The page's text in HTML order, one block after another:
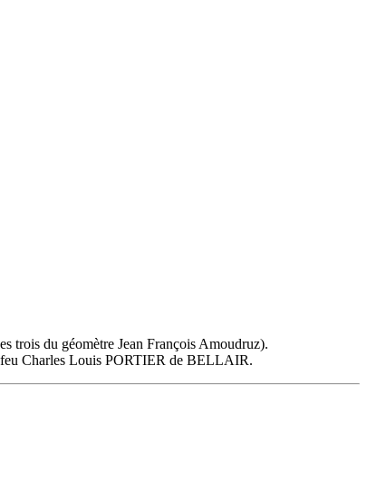
trois du géomètre Jean François Amoudruz).
feu Charles Louis PORTIER de BELLAIR.